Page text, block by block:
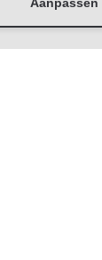
Aanpassen